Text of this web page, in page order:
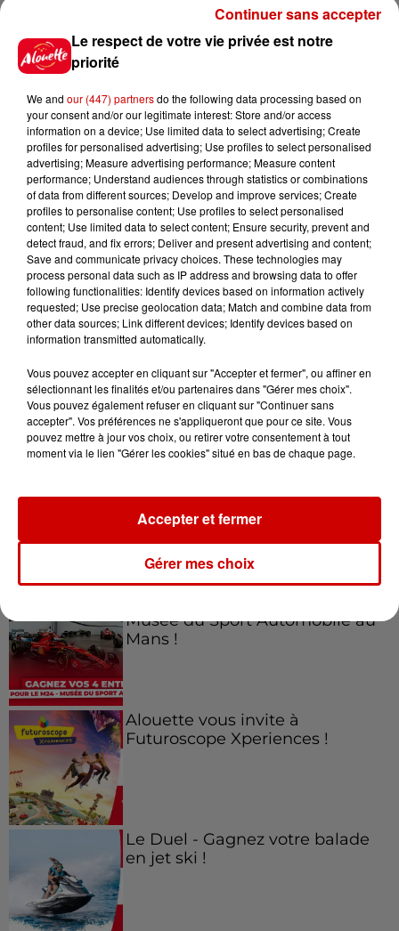
5 août 2026
par...
5 août 2026
"Attention au démarchage
abusif" : la préfecture de la
Gironde...
5 août 2026
À LA UNE : incendie à La
Rochelle, mégaferme de
saumons et succès...
Jeux Voir plus
Festival du Roi Arthur 2026 !
Musée du Sport Automobile au
Mans !
Alouette vous invite à
Futuroscope Xperiences !
Le Duel - Gagnez votre balade
en jet ski !
Le respect de votre vie privée est notre
priorité
We and our (447) partnersdo the following data processing based on
your consent and/or our legitimate interest: Store and/or access
information on a device; Use limited data to select advertising; Create
profiles for personalised advertising; Use profiles to select personalised
advertising; Measure advertising performance; Measure content
performance; Understand audiences through statistics or combinations
of data from different sources; Develop and improve services; Create
profiles to personalise content; Use profiles to select personalised
content; Use limited data to select content; Ensure security, prevent and
detect fraud, and fix errors; Deliver and present advertising and content;
Save and communicate privacy choices. These technologies may
process personal data such as IP address and browsing data to offer
following functionalities: Identify devices based on information actively
requested; Use precise geolocation data; Match and combine data from
other data sources; Link different devices; Identify devices based on
information transmitted automatically.
Vous pouvez accepter en cliquant sur "Accepter et fermer", ou affiner en
sélectionnant les finalités et/ou partenaires dans "Gérer mes choix".
Vous pouvez également refuser en cliquant sur "Continuer sans
accepter". Vos préférences ne s'appliqueront que pour ce site. Vous
pouvez mettre à jour vos choix, ou retirer votre consentement à tout
moment via le lien "Gérer les cookies" situé en bas de chaque page.
Gérer mes choix
Accepter et fermer
Continuer sans accepter